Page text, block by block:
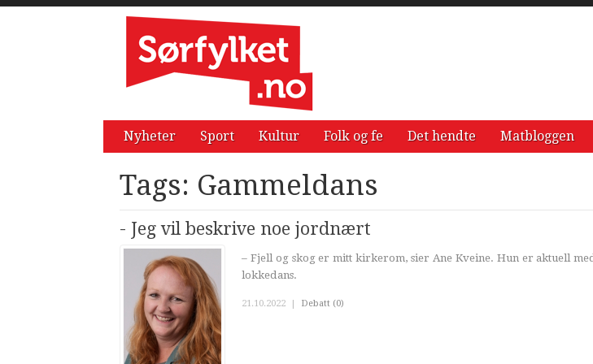
Nyheter Sport Kultur Folk og fe Det hendte Matbloggen
Tags: Gammeldans
- Jeg vil beskrive noe jordnært
– Fjell og skog er mitt kirkerom, sier Ane Kveine. Hun er aktuell
lokkedans.
21.10.2022 | Debatt (0)